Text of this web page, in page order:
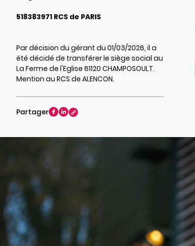
518383971 RCS de PARIS
Par décision du gérant du 01/03/2026, il a
été décidé de transférer le siège social au
La Ferme de l'Eglise 61120 CHAMPOSOULT.
Mention au RCS de ALENCON.
Partager